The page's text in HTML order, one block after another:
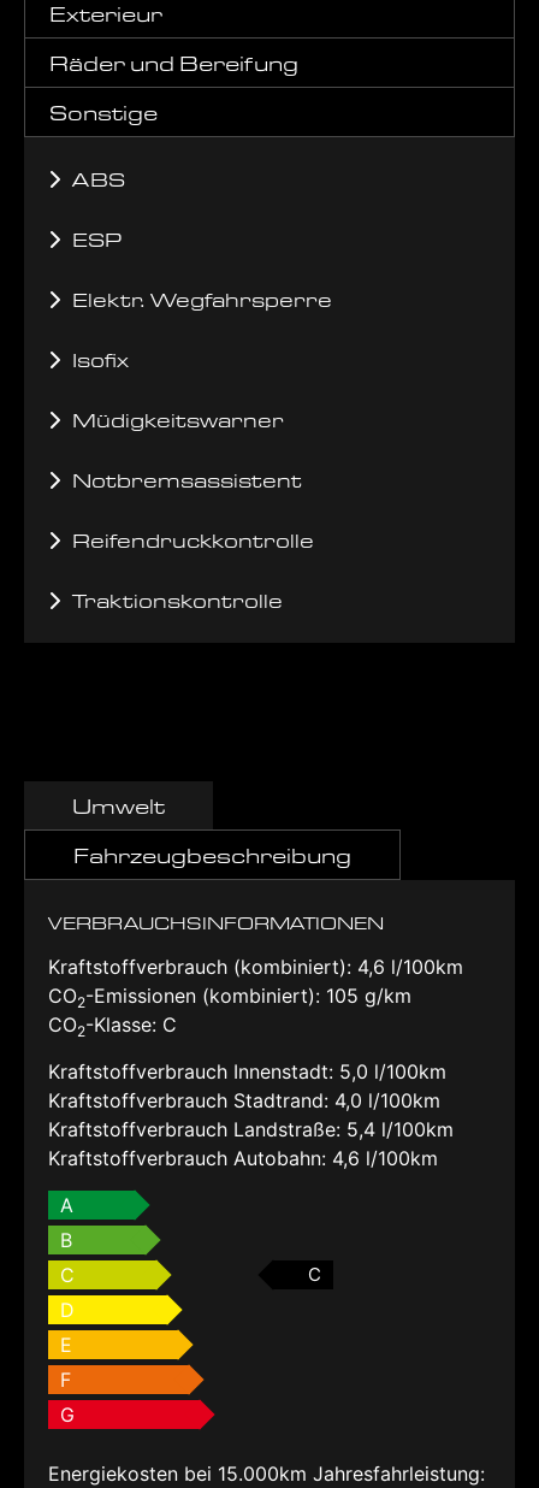
Exterieur
Räder und Bereifung
Sonstige
ABS
ESP
Elektr. Wegfahrsperre
Isofix
Müdigkeitswarner
Notbremsassistent
Reifendruckkontrolle
Traktionskontrolle
Umwelt
Fahrzeugbeschreibung
VERBRAUCHSINFORMATIONEN
Kraftstoffverbrauch (kombiniert): 4,6 l/100km
CO2-Emissionen (kombiniert): 105 g/km
CO2-Klasse: C
Kraftstoffverbrauch Innenstadt: 5,0 l/100km
Kraftstoffverbrauch Stadtrand: 4,0 l/100km
Kraftstoffverbrauch Landstraße: 5,4 l/100km
Kraftstoffverbrauch Autobahn: 4,6 l/100km
A
B
C
C
D
E
F
G
Energiekosten bei 15.000km Jahresfahrleistung: